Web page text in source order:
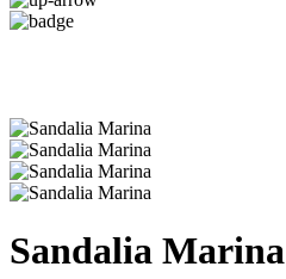
Sandalia Marina